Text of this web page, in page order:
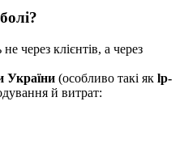
через клієнтів, а через
України (особливо такі як lp-
й витрат: